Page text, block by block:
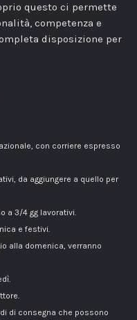
questo ci permette
competenza e
disposizione per
con corriere espresso
da aggiungere a quello per
a 3/4 gg lavorativi.
e festivi.
alla domenica, verranno
di consegna che possono